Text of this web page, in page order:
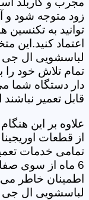
زود متوجه شود و
توانید به
اعتماد کنید.این
لباسشویی ال جی
تمام تلاش خود
دار دستگاه شما
قابل تعمیر
علاوه بر این
از قطعات
تمامی خدمات
6 ماه از سوی
اطمینان خاطر
لباسشویی ال جی